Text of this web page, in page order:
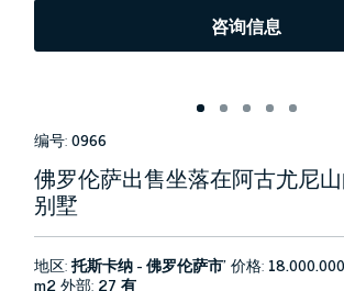
咨询信息
编号:0966
佛罗伦萨出售坐落在阿古尤尼
别墅
地区:托斯卡纳 - 佛罗伦萨市’价格:
m2外部: 27 有